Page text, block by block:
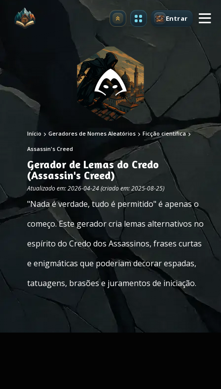
Atualizar Entrar
Início Geradores de Nomes Aleatórios Ficção científica
Assassin's Creed
Gerador de Lemas do Credo
(Assassin's Creed)
Atualizado em: 2026-04-24 (criado em: 2025-08-25)
"Nada é verdade, tudo é permitido" é apenas o
começo. Este gerador cria lemas alternativos no
espírito do Credo dos Assassinos, frases curtas
e enigmáticas que poderiam decorar espadas,
tatuagens, brasões e juramentos de iniciação.